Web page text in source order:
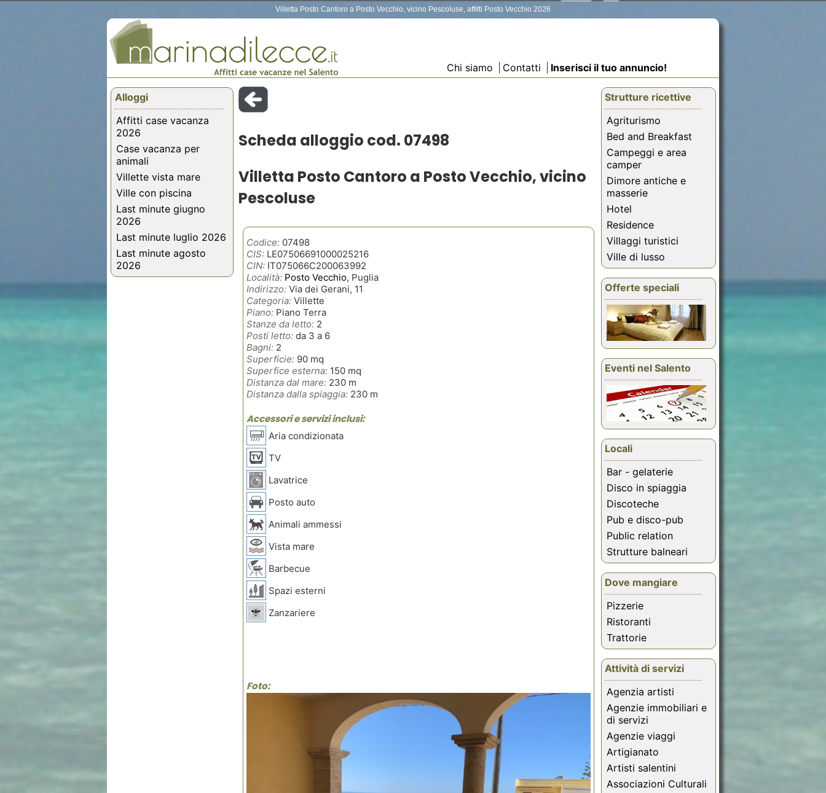
Villetta Posto Cantoro a Posto Vecchio, vicino Pescoluse, affitti Posto Vecchio 2026
Chi siamo Contatti Inserisci il tuo annuncio!
Alloggi
Affitti case vacanza
2026
Case vacanza per
animali
Villette vista mare
Ville con piscina
Last minute giugno
2026
Last minute luglio 2026
Last minute agosto
2026
Scheda alloggio cod. 07498
Villetta Posto Cantoro a Posto Vecchio, vicino
Pescoluse
Codice: 07498
CIS: LE07506691000025216
CIN: IT075066C200063992
Località: Posto Vecchio, Puglia
Indirizzo: Via dei Gerani, 11
Categoria: Villette
Piano: Piano Terra
Stanze da letto: 2
Posti letto: da 3 a 6
Bagni: 2
Superficie: 90 mq
Superfice esterna: 150 mq
Distanza dal mare: 230 m
Distanza dalla spiaggia: 230 m
Accessori e servizi inclusi:
Aria condizionata
TV
Lavatrice
Posto auto
Animali ammessi
Vista mare
Barbecue
Spazi esterni
Zanzariere
Foto:
Strutture ricettive
Agriturismo
Bed and Breakfast
Campeggi e area
camper
Dimore antiche e
masserie
Hotel
Residence
Villaggi turistici
Ville di lusso
Offerte speciali
Eventi nel Salento
Locali
Bar - gelaterie
Disco in spiaggia
Discoteche
Pub e disco-pub
Public relation
Strutture balneari
Dove mangiare
Pizzerie
Ristoranti
Trattorie
Attività di servizi
Agenzia artisti
Agenzie immobiliari e
di servizi
Agenzie viaggi
Artigianato
Artisti salentini
Associazioni Culturali